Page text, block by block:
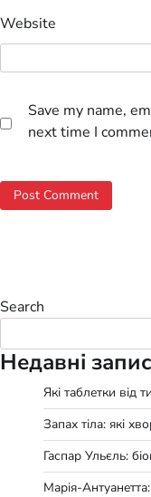
Website
Save my name,
next time I
Search
Недавні
Які таблетки від
Запах тіла: які
Гаспар Ульєль:
Марія-